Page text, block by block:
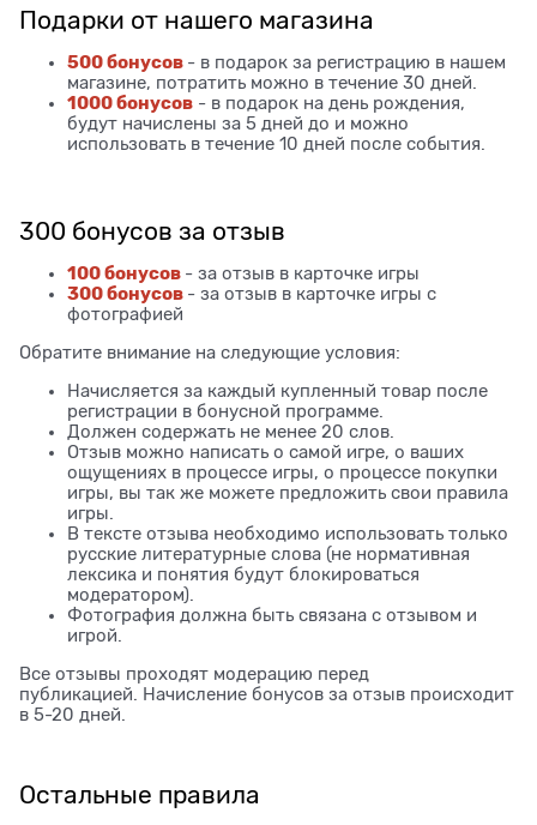
Подарки от нашего магазина
500 бонусов - в подарок за регистрацию в нашем
магазине, потратить можно в течение 30 дней.
1000 бонусов - в подарок на день рождения,
будут начислены за 5 дней до и можно
использовать в течение 10 дней после события.
300 бонусов за отзыв
100 бонусов - за отзыв в карточке игры
300 бонусов - за отзыв в карточке игры с
фотографией
Обратите внимание на следующие условия:
Начисляется за каждый купленный товар после
регистрации в бонусной программе.
Должен содержать не менее 20 слов.
Отзыв можно написать о самой игре, о ваших
ощущениях в процессе игры, о процессе покупки
игры, вы так же можете предложить свои правила
игры.
В тексте отзыва необходимо использовать только
русские литературные слова (не нормативная
лексика и понятия будут блокироваться
модератором).
Фотография должна быть связана с отзывом и
игрой.
Все отзывы проходят модерацию перед
публикацией. Начисление бонусов за отзыв происходит
в 5-20 дней.
Остальные правила